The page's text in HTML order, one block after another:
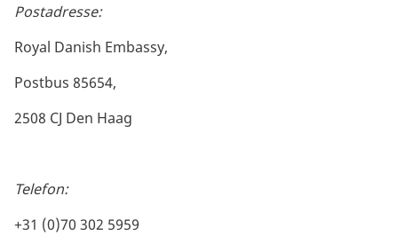
Postadresse:
Royal Danish Embassy,
Postbus 85654,
2508 CJ Den Haag
Telefon:
+31 (0)70 302 5959